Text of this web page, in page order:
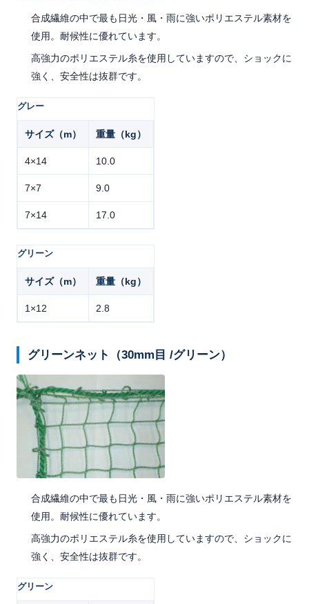
合成繊維の中で最も日光・風・雨に強いポリエステル素材を
使用。耐候性に優れています。
高強力のポリエステル糸を使用していますので、ショックに
強く、安全性は抜群です。
グレー
サイズ（m） 重量（kg）
4×14 10.0
7×7 9.0
7×14 17.0
グリーン
サイズ（m） 重量（kg）
1×12 2.8
グリーンネット（30mm目 /グリーン）
合成繊維の中で最も日光・風・雨に強いポリエステル素材を
使用。耐候性に優れています。
高強力のポリエステル糸を使用していますので、ショックに
強く、安全性は抜群です。
グリーン